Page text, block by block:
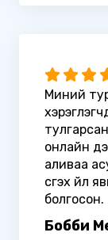
Миний
онлайн
аливаа
үүсгэх
болгосон.
Бобби